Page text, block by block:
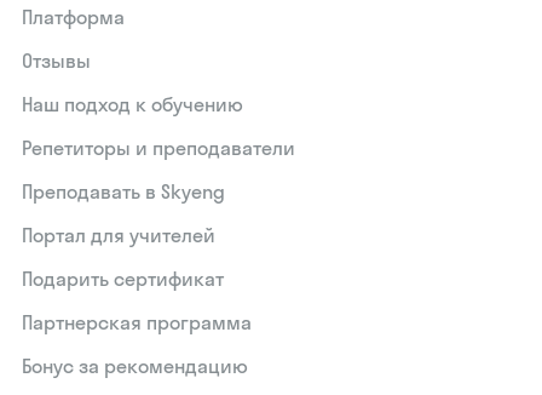
Платформа
Отзывы
Наш подход к обучению
Репетиторы и преподаватели
Преподавать в Skyeng
Портал для учителей
Подарить сертификат
Партнерская программа
Бонус за рекомендацию